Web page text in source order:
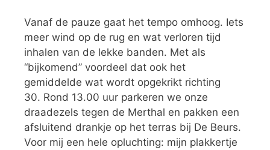
Vanaf de pauze gaat het tempo omhoog. Iets
meer wind op de rug en wat verloren tijd
inhalen van de lekke banden. Met als
“bijkomend” voordeel dat ook het
gemiddelde wat wordt opgekrikt richting
30. Rond 13.00 uur parkeren we onze
draadezels tegen de Merthal en pakken een
afsluitend drankje op het terras bij De Beurs.
Voor mij een hele opluchting: mijn plakkertje